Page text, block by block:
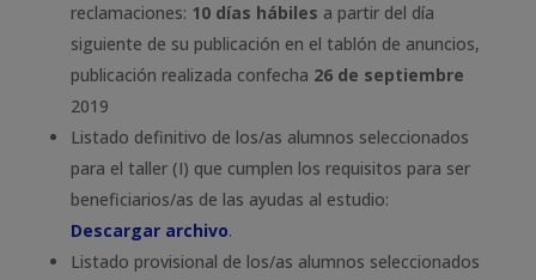
reclamaciones: 10 días hábiles a partir del día
siguiente de su publicación en el tablón de anuncios,
publicación realizada confecha 26 de septiembre
2019
Listado definitivo de los/as alumnos seleccionados
para el taller (I) que cumplen los requisitos para ser
beneficiarios/as de las ayudas al estudio:
Descargar archivo.
Listado provisional de los/as alumnos seleccionados